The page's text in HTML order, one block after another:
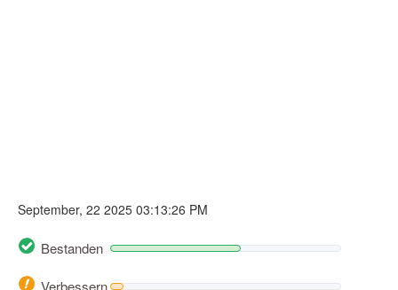
September, 22 2025 03:13:26 PM
Bestanden
Verbessern